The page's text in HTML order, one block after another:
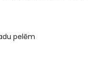
pelēm